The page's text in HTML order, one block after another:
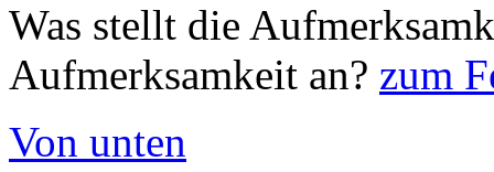
Was stellt die
Aufmerksamkeit an? zum
Von unten